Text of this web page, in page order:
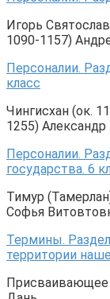
Игорь
1090-1157)
Персоналии.
класс
Чингисхан (ок.
1255)
Персоналии.
государства. 6
Тимур
Софья
Термины.
территории
Присваивающее